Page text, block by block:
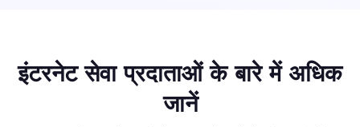
इंटरनेट सेवा प्रदाताओं के बारे में अधिक
जानें